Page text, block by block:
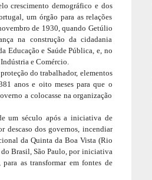
crescimento demográfico e dos
um órgão para as relações
de 1930, quando Getúlio
na construção da cidadania
Educação e Saúde Pública, e, no
e Comércio.
do trabalhador, elementos
anos e oito meses para que o
a colocasse na organização
um século após a iniciativa de
descaso dos governos, incendiar
da Quinta da Boa Vista (Rio
Brasil, São Paulo, por iniciativa
as transformar em fontes de